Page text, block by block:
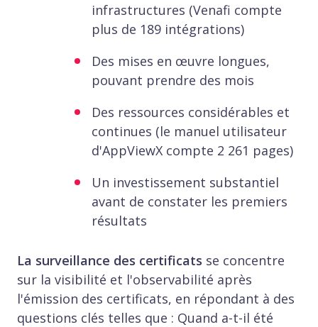
infrastructures (Venafi compte
plus de 189 intégrations)
Des mises en œuvre longues,
pouvant prendre des mois
Des ressources considérables et
continues (le manuel utilisateur
d'AppViewX compte 2 261 pages)
Un investissement substantiel
avant de constater les premiers
résultats
La surveillance des certificats se concentre
sur la visibilité et l'observabilité après
l'émission des certificats, en répondant à des
questions clés telles que : Quand a-t-il été